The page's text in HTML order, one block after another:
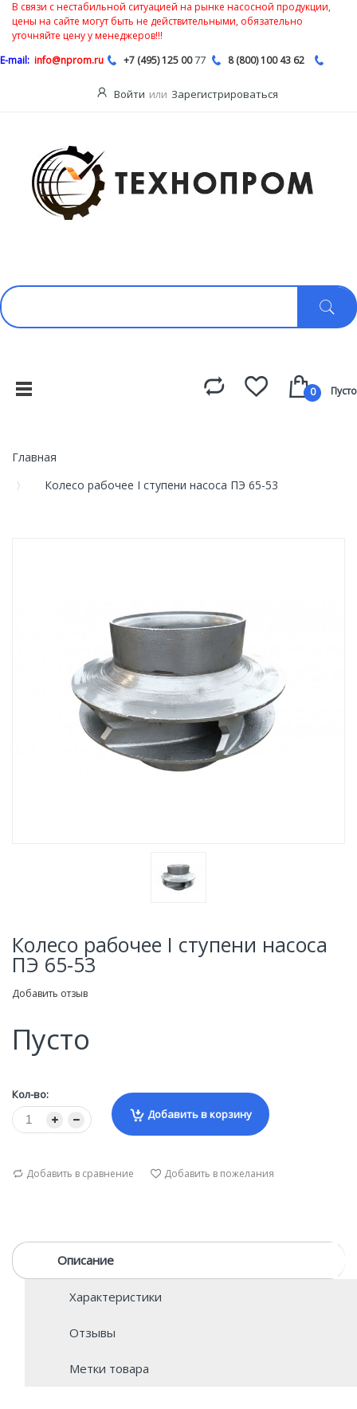
В связи с нестабильной ситуацией на рынке насосной продукции,
цены на сайте могут быть не действительными, обязательно
уточняйте цену у менеджеров!!!
E-mail: info@nprom.ru +7 (495) 125 0077 8 (800) 100 43 62
Войти или Зарегистрироваться
0 Пусто
Главная
Колесо рабочее I ступени насоса ПЭ 65-53
Колесо рабочее I ступени насоса
ПЭ 65-53
Добавить отзыв
Пусто
Кол-во:
Добавить в корзину
Добавить в сравнение Добавить в пожелания
Описание
Характеристики
Отзывы
Метки товара